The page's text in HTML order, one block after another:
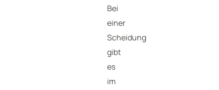
Bei
einer
Scheidung
gibt
es
im